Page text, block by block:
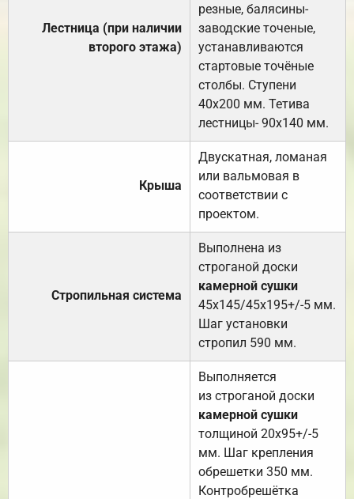
Лестница (при наличии
второго этажа)
резные, балясины-
заводские точеные,
устанавливаются
стартовые точёные
столбы. Ступени
40х200 мм. Тетива
лестницы- 90х140 мм.
Крыша
Двускатная, ломаная
или вальмовая в
соответствии с
проектом.
Стропильная система
Выполнена из
строганой доски
камерной сушки
45х145/45х195+/-5 мм.
Шаг установки
стропил 590 мм.
Выполняется
из строганой доски
камерной сушки
толщиной 20х95+/-5
мм. Шаг крепления
обрешетки 350 мм.
Контробрешётка